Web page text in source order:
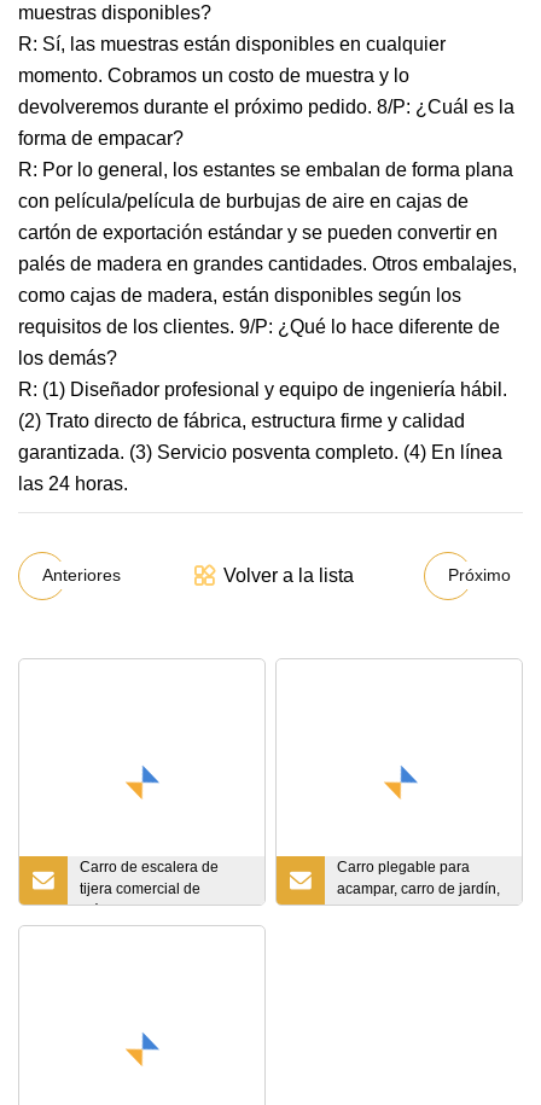
muestras disponibles?
R: Sí, las muestras están disponibles en cualquier
momento. Cobramos un costo de muestra y lo
devolveremos durante el próximo pedido. 8/P: ¿Cuál es la
forma de empacar?
R: Por lo general, los estantes se embalan de forma plana
con película/película de burbujas de aire en cajas de
cartón de exportación estándar y se pueden convertir en
palés de madera en grandes cantidades. Otros embalajes,
como cajas de madera, están disponibles según los
requisitos de los clientes. 9/P: ¿Qué lo hace diferente de
los demás?
R: (1) Diseñador profesional y equipo de ingeniería hábil.
(2) Trato directo de fábrica, estructura firme y calidad
garantizada. (3) Servicio posventa completo. (4) En línea
las 24 horas.
Anteriores Volver a la lista Próximo
Carro de escalera de
tijera comercial de
múltiples niveles para
Carro plegable para
acampar, carro de jardín,
carga de compras, marco